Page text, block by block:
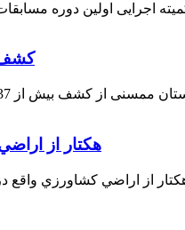
کشف بیش از
200 هكتار از